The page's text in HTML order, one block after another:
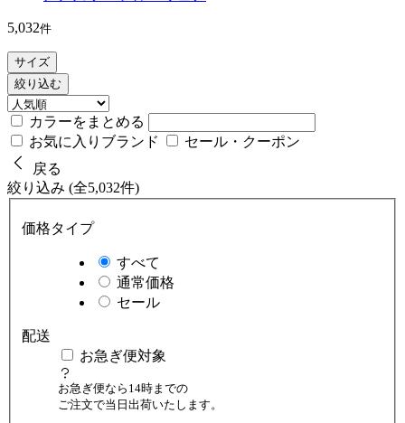
5,032件
サイズ
絞り込む
カラーをまとめる
お気に入りブランド
セール・クーポン
戻る
絞り込み (全5,032件)
価格タイプ
すべて
通常価格
セール
配送
お急ぎ便対象
お急ぎ便なら14時までの
ご注文で当日出荷いたします。